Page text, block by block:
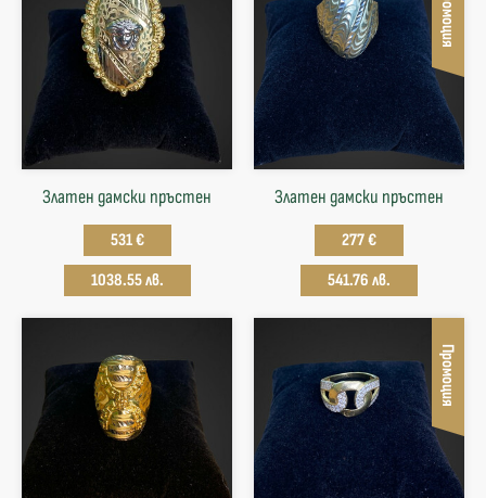
Златен дамски пръстен
531 €
1038.55 лв.
Промоция
Златен дамски пръстен
277 €
541.76 лв.
Промоция